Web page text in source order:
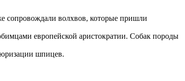
сопровождали волхвов, которые пришли
европейской аристократии. Собак породы
шпицев.